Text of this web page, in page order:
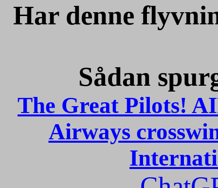
Har denne
Sådan
The Great Pilots!
Airways